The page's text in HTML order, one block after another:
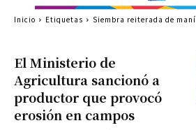
El Ministerio de
Agricultura sancionó a
productor que provocó
erosión en campos
Inicio Etiquetas Siembra reiterada de maní